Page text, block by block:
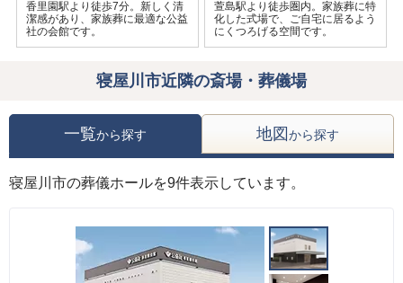
香里園駅より徒歩7分。新しく清
潔感があり、家族葬に最適な公益
社の会館です。
萱島駅より徒歩圏内。家族葬に特
化した式場で、ご自宅に居るよう
にくつろげる空間です。
寝屋川市近隣の斎場・葬儀場
一覧から探す 地図から探す
寝屋川市の葬儀ホールを9件表示しています。